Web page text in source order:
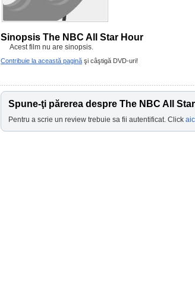
Sinopsis The NBC All Star Hour
Acest film nu are sinopsis.
Contribuie la această pagină şi câştigă DVD-uri!
Spune-ţi părerea despre The NBC All
Pentru a scrie un review trebuie sa fii autentificat. Click